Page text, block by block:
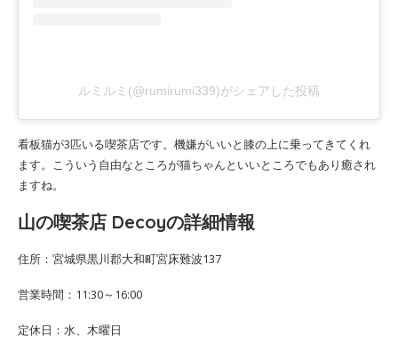
ルミルミ(@rumirumi339)がシェアした投稿
看板猫が3匹いる喫茶店です。機嫌がいいと膝の上に乗ってきてくれ
ます。こういう自由なところが猫ちゃんといいところでもあり癒され
ますね。
山の喫茶店 Decoyの詳細情報
住所：宮城県黒川郡大和町宮床難波137
営業時間：11:30～16:00
定休日：水、木曜日